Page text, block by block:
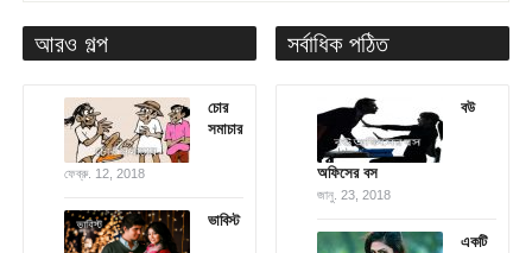
আরও গল্প
চোর
সমাচার
ফেব্রু. 12, 2018
ভাবিস্ট
সর্বাধিক পঠিত
বউ
অফিসের বস
জানু. 23, 2018
একটি